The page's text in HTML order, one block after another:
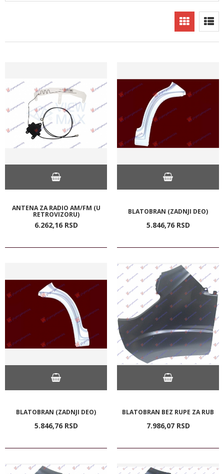
ANTENA ZA RADIO AM/FM (U
RETROVIZORU)
6.262,16 RSD
BLATOBRAN (ZADNJI DEO)
5.846,76 RSD
BLATOBRAN (ZADNJI DEO)
5.846,76 RSD
BLATOBRAN BEZ RUPE ZA RUB
7.986,07 RSD